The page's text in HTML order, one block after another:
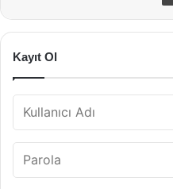
Kayıt Ol